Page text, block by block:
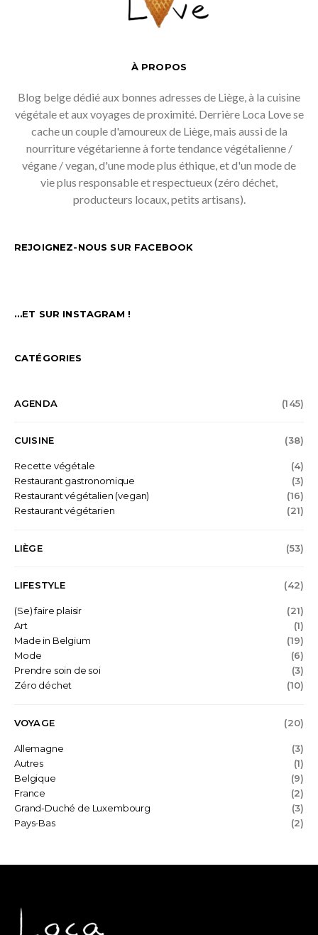
À PROPOS
Blog belge dédié aux bonnes adresses de Liège, à la cuisine
végétale et aux voyages de proximité. Derrière Loca Love se
cache un couple d'amoureux de Liège, mais aussi de la
nourriture végétarienne à forte tendance végétalienne /
végane / vegan, d'une mode plus éthique, et d'un mode de
vie plus responsable et respectueux (zéro déchet,
producteurs locaux, petits artisans).
REJOIGNEZ-NOUS SUR FACEBOOK
…ET SUR INSTAGRAM !
CATÉGORIES
AGENDA (145)
CUISINE (38)
Recette végétale
(4)
Restaurant gastronomique
(3)
Restaurant végétalien (vegan)
(16)
Restaurant végétarien
(21)
LIÈGE (53)
LIFESTYLE (42)
(Se) faire plaisir
(21)
Art
(1)
Made in Belgium
(19)
Mode
(6)
Prendre soin de soi
(3)
Zéro déchet
(10)
VOYAGE (20)
Allemagne
(3)
Autres
(1)
Belgique
(9)
France
(2)
Grand-Duché de Luxembourg
(3)
Pays-Bas
(2)